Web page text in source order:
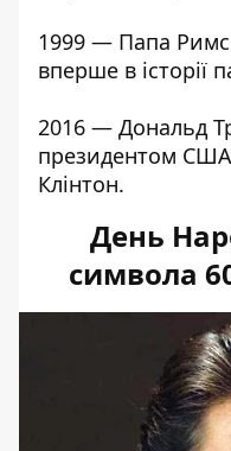
1999 — Папа
вперше в історії
2016 — Дональд
президентом
Клінтон.
День
символа